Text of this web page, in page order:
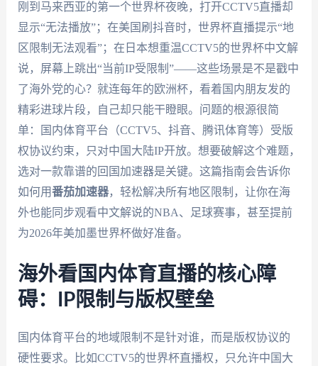
刚到马来西亚的第一个世界杯夜晚，打开CCTV5直播却
显示“无法播放”；在美国刷抖音时，世界杯直播提示“地
区限制无法观看”；在日本想重温CCTV5的世界杯中文解
说，屏幕上跳出“当前IP受限制”——这些场景是不是戳中
了海外党的心？就连每年的欧洲杯，看着国内朋友发的
精彩进球片段，自己却只能干瞪眼。问题的根源很简
单：国内体育平台（CCTV5、抖音、腾讯体育等）受版
权协议约束，只对中国大陆IP开放。想要破解这个难题，
选对一款靠谱的回国加速器是关键。这篇指南会告诉你
如何用番茄加速器，轻松解决所有地区限制，让你在海
外也能同步观看中文解说的NBA、足球赛事，甚至提前
为2026年美加墨世界杯做好准备。
海外看国内体育直播的核心障
碍：IP限制与版权壁垒
国内体育平台的地域限制不是针对谁，而是版权协议的
硬性要求。比如CCTV5的世界杯直播权，只允许中国大